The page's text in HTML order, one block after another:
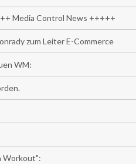
Media Control News +++++
zum Leiter E-Commerce
WM:
Workout":